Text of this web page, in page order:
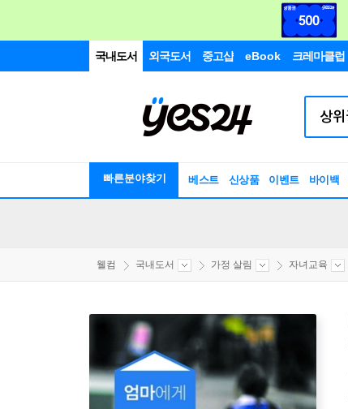
국내도서 외국도서 중고샵 eBook 크레마클럽
빠른분야찾기 베스트 신상품 이벤트 바이백
웰컴 국내도서 가정 살림 자녀교육